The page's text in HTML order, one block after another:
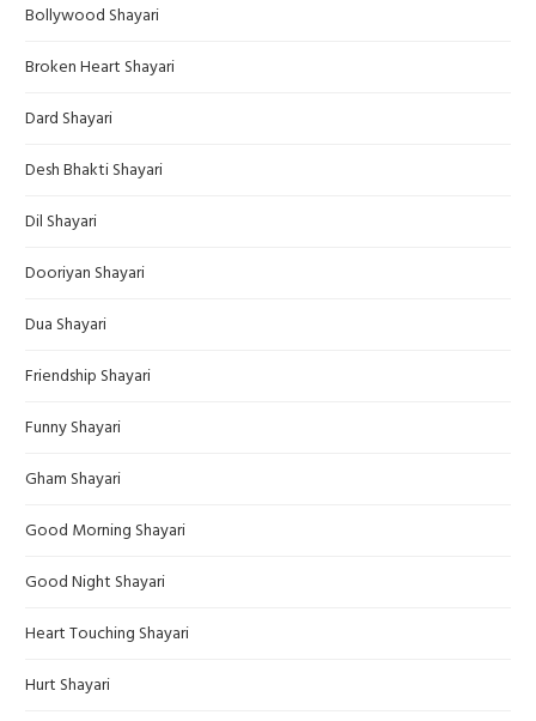
Bollywood Shayari
Broken Heart Shayari
Dard Shayari
Desh Bhakti Shayari
Dil Shayari
Dooriyan Shayari
Dua Shayari
Friendship Shayari
Funny Shayari
Gham Shayari
Good Morning Shayari
Good Night Shayari
Heart Touching Shayari
Hurt Shayari